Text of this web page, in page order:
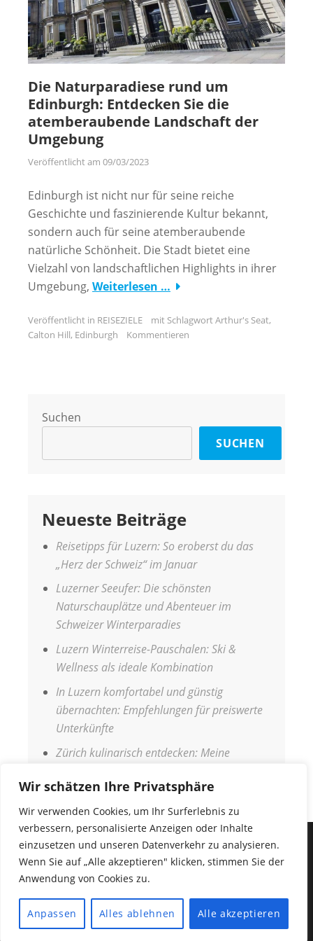
Wir schätzen Ihre Privatsphäre
Wir verwenden Cookies, um Ihr Surferlebnis zu
verbessern, personalisierte Anzeigen oder Inhalte
einzusetzen und unseren Datenverkehr zu analysieren.
Wenn Sie auf „Alle akzeptieren" klicken, stimmen Sie der
Anwendung von Cookies zu.
Anpassen Alles ablehnen Alle akzeptieren
Die Naturparadiese rund um
Edinburgh: Entdecken Sie die
atemberaubende Landschaft der
Umgebung
Veröffentlicht am 09/03/2023
Edinburgh ist nicht nur für seine reiche
Geschichte und faszinierende Kultur bekannt,
sondern auch für seine atemberaubende
natürliche Schönheit. Die Stadt bietet eine
Vielzahl von landschaftlichen Highlights in ihrer
Umgebung, Weiterlesen …
Veröffentlicht in REISEZIELE mit Schlagwort Arthur's Seat,
Calton Hill, Edinburgh Kommentieren
Suchen
SUCHEN
Neueste Beiträge
Reisetipps für Luzern: So eroberst du das
„Herz der Schweiz“ im Januar
Luzerner Seeufer: Die schönsten
Naturschauplätze und Abenteuer im
Schweizer Winterparadies
Luzern Winterreise-Pauschalen: Ski &
Wellness als ideale Kombination
In Luzern komfortabel und günstig
übernachten: Empfehlungen für preiswerte
Unterkünfte
Zürich kulinarisch entdecken: Meine
IMPRESSUM
DATENSCHUTZERKLÄRUNG
COPYRIGHT © 2026URLAUBSANGEBOTE • Fabulous
Fluid vonCatch Themes